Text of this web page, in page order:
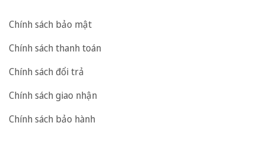
Chính sách bảo mật
Chính sách thanh toán
Chính sách đổi trả
Chính sách giao nhận
Chính sách bảo hành